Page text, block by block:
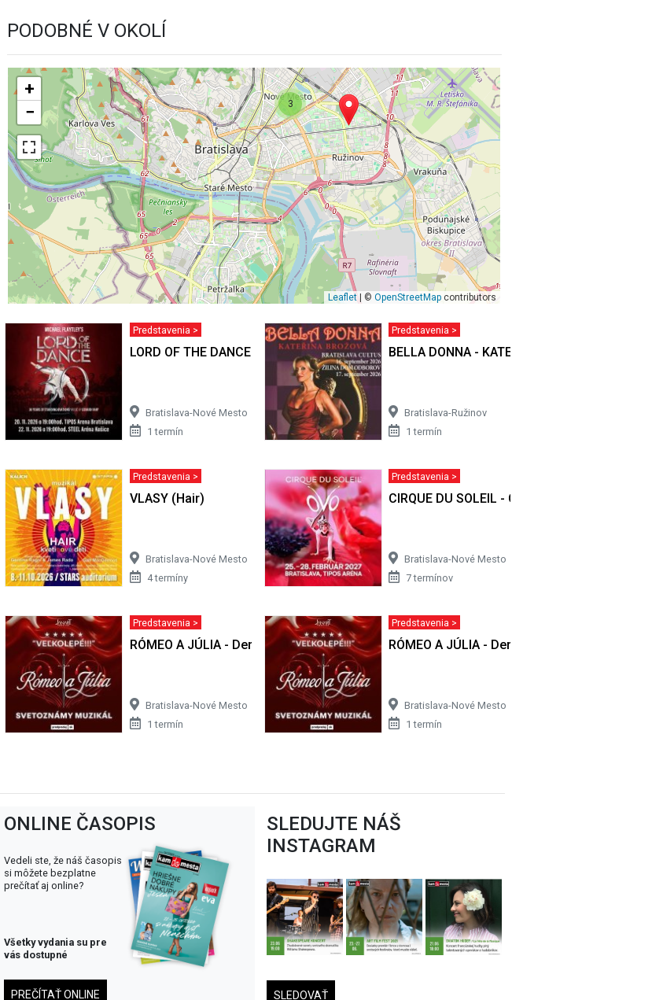
PODOBNÉ V OKOLÍ
3
+
−
Leaflet | ©OpenStreetMap contributors
Predstavenia >
LORD OF THE DANCE 2026
Bratislava-Nové Mesto
1 termín
Predstavenia >
BELLA DONNA - KATEŘINA BROŽOVÁ
Bratislava-Ružinov
1 termín
Predstavenia >
VLASY (Hair)
Bratislava-Nové Mesto
4 termíny
Predstavenia >
CIRQUE DU SOLEIL - OVO
Bratislava-Nové Mesto
7 termínov
Predstavenia >
RÓMEO A JÚLIA - Derniérový set
Bratislava-Nové Mesto
1 termín
Predstavenia >
RÓMEO A JÚLIA - Derniérový set
Bratislava-Nové Mesto
1 termín
ONLINE ČASOPIS
Vedeli ste, že náš časopis
si môžete bezplatne
prečítať aj online?
Všetky vydania su pre
vás dostupné
PREČÍTAŤ ONLINE
SLEDUJTE NÁŠ
INSTAGRAM
SLEDOVAŤ